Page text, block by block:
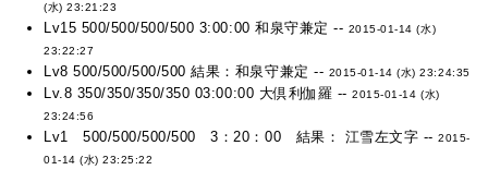
(水) 23:21:23
Lv15 500/500/500/500 3:00:00 和泉守兼定 -- 2015-01-14 (水)
23:22:27
Lv8 500/500/500/500 結果：和泉守兼定 -- 2015-01-14 (水) 23:24:35
Lv.8 350/350/350/350 03:00:00 大倶利伽羅 --2015-01-14 (水)
23:24:56
Lv1 500/500/500/500 3：20：00 結果： 江雪左文字 --2015-
01-14 (水) 23:25:22